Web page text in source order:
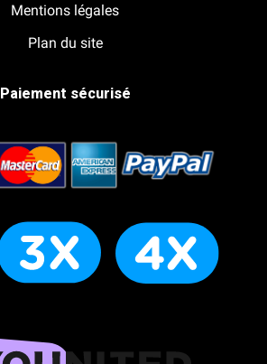
Mentions légales
Plan du site
Paiement sécurisé